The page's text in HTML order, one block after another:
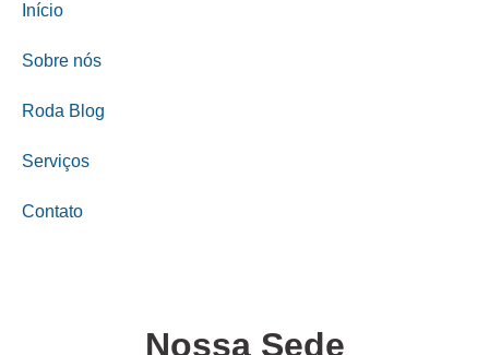
Início
Sobre nós
Roda Blog
Serviços
Contato
Nossa Sede